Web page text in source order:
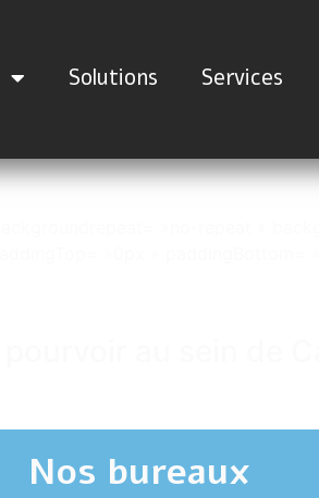
Solutions Services
Nos bureaux